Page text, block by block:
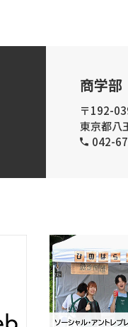
商学部
〒192-
東京都八
042-